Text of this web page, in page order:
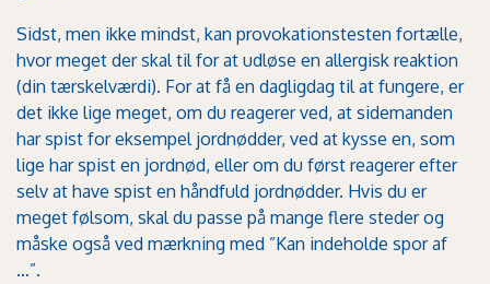
Sidst, men ikke mindst, kan provokationstesten fortælle,
hvor meget der skal til for at udløse en allergisk reaktion
(din tærskelværdi). For at få en dagligdag til at fungere, er
det ikke lige meget, om du reagerer ved, at sidemanden
har spist for eksempel jordnødder, ved at kysse en, som
lige har spist en jordnød, eller om du først reagerer efter
selv at have spist en håndfuld jordnødder. Hvis du er
meget følsom, skal du passe på mange flere steder og
måske også ved mærkning med ”Kan indeholde spor af
…”.